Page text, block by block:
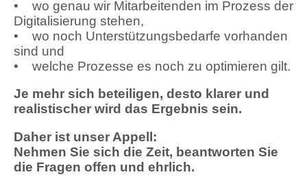
• wo genau wir Mitarbeitenden im Prozess der
Digitalisierung stehen,
• wo noch Unterstützungsbedarfe vorhanden
sind und
• welche Prozesse es noch zu optimieren gilt.
Je mehr sich beteiligen, desto klarer und
realistischer wird das Ergebnis sein.
Daher ist unser Appell:
Nehmen Sie sich die Zeit, beantworten Sie
die Fragen offen und ehrlich.